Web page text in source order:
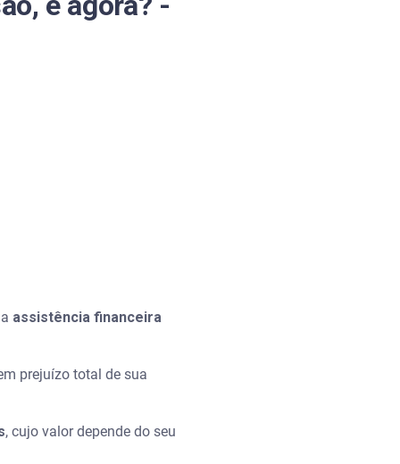
assistência financeira
prejuízo total de sua
, cujo valor depende do seu